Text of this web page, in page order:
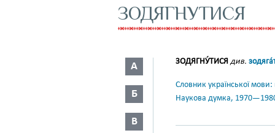
ЗОДЯГНУТИСЯ
А
Б
В
ЗОДЯГНУ́ТИСЯ див.
Словник української
Наукова думка,